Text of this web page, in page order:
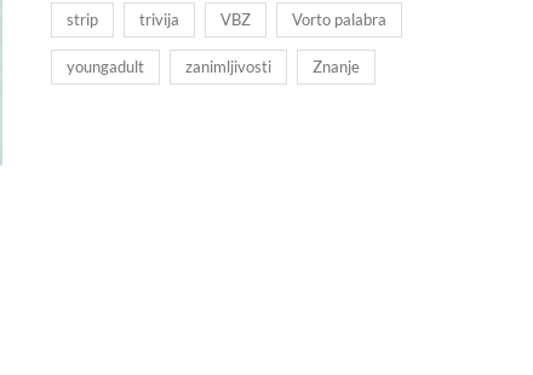
strip trivija VBZ Vorto palabra
youngadult zanimljivosti Znanje